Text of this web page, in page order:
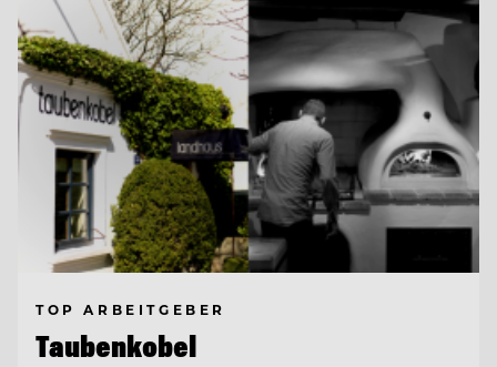
TOP ARBEITGEBER
Taubenkobel